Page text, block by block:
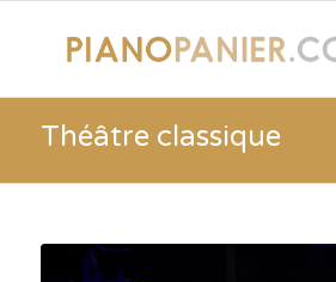
Théâtre classique